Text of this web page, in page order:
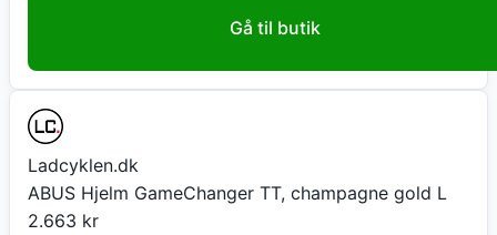
Gå til butik
Ladcyklen.dk
ABUS Hjelm GameChanger TT, champagne gold L
2.663 kr